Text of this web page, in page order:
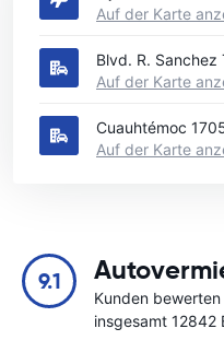
Auf der Karte
Blvd. R. Sanchez
Auf der Karte
Cuauhtémoc
Auf der Karte
9.1
Kunden
insgesamt 12842